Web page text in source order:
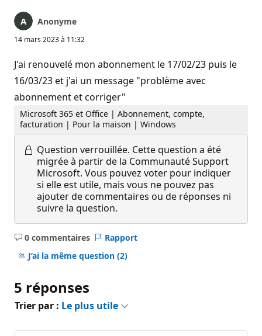
Anonyme
14 mars 2023 à 11:32
J'ai renouvelé mon abonnement le 17/02/23 puis le
16/03/23 et j'ai un message "problème avec
abonnement et corriger"
Microsoft 365 et Office | Abonnement, compte,
facturation | Pour la maison | Windows
Question verrouillée. Cette question a été
migrée à partir de la Communauté Support
Microsoft. Vous pouvez voter pour indiquer
si elle est utile, mais vous ne pouvez pas
ajouter de commentaires ou de réponses ni
suivre la question.
0 commentaires
Aucun
commentaire
Rapport
J’ai la même question (2)
5 réponses
Trier par : Le plus utile